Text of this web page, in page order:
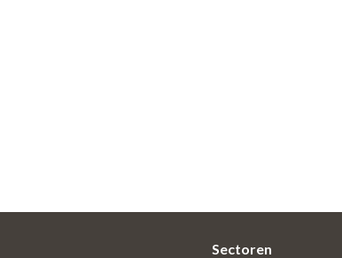
Sectoren